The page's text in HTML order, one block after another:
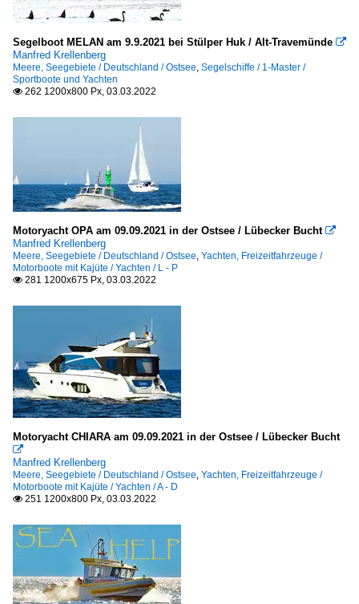
Segelboot MELAN am 9.9.2021 bei Stülper Huk / Alt-Travemünde 
Manfred Krellenberg
Meere, Seegebiete / Deutschland / Ostsee, Segelschiffe / 1-Master /
Sportboote und Yachten
 262 1200x800 Px, 03.03.2022
Motoryacht OPA am 09.09.2021 in der Ostsee / Lübecker Bucht 
Manfred Krellenberg
Meere, Seegebiete / Deutschland / Ostsee, Yachten, Freizeitfahrzeuge /
Motorboote mit Kajüte / Yachten / L - P
 281 1200x675 Px, 03.03.2022
Motoryacht CHIARA am 09.09.2021 in der Ostsee / Lübecker Bucht

Manfred Krellenberg
Meere, Seegebiete / Deutschland / Ostsee, Yachten, Freizeitfahrzeuge /
Motorboote mit Kajüte / Yachten / A - D
 251 1200x800 Px, 03.03.2022